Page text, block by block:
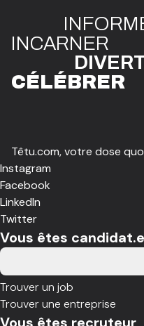
INFOR
INCARNER
DIVER
CÉLÉBRER
Têtu.com, votre dose
Instagram
Facebook
LinkedIn
Twitter
Vous êtes candidat.e
Trouver un job
Trouver une entreprise